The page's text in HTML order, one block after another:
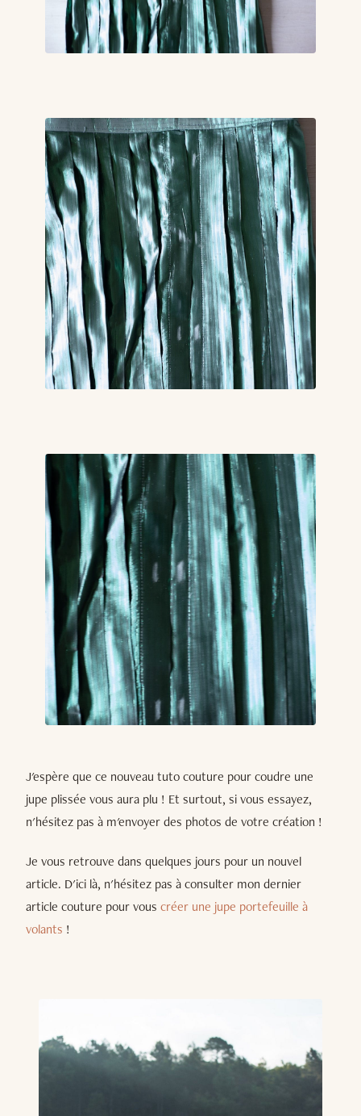
J'espère que ce nouveau tuto couture pour coudre une
jupe plissée vous aura plu ! Et surtout, si vous essayez,
n'hésitez pas à m'envoyer des photos de votre création !
Je vous retrouve dans quelques jours pour un nouvel
article. D'ici là, n'hésitez pas à consulter mon dernier
article couture pour vous créer une jupe portefeuille à
volants !